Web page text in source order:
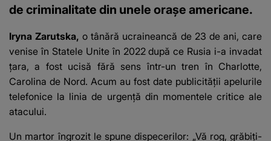
de criminalitate din unele orașe americane.
Iryna Zarutska,o tânără ucraineancă de 23 de ani, care
venise în Statele Unite în 2022 după ce Rusia i-a invadat
țara, a fost ucisă fără sens într-un tren în Charlotte,
Carolina de Nord. Acum au fost date publicității apelurile
telefonice la linia de urgență din momentele critice ale
atacului.
Un martor îngrozit le spune dispecerilor: „Vă rog, grăbiți-